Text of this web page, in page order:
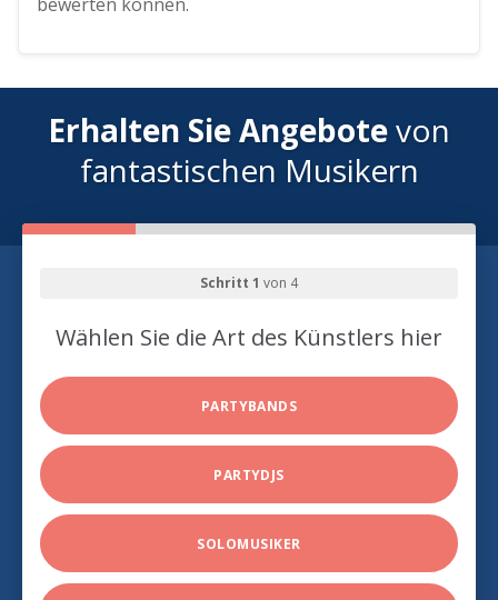
Erhalten Sie Angebotevon
fantastischen Musikern
Schritt 1 von 4
Wählen Sie die Art des Künstlers hier
PARTYBANDS
PARTYDJS
SOLOMUSIKER